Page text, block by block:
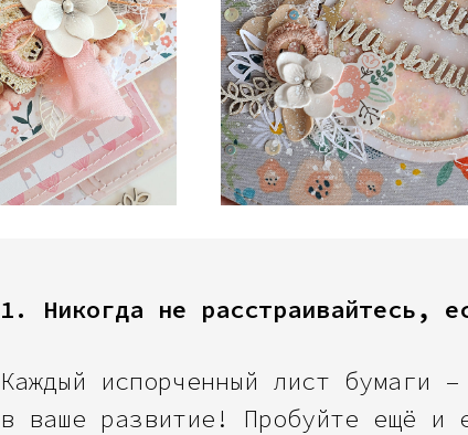
1. Никогда не расстраивайтесь,
Каждый испорченный лист бумаги
в ваше развитие! Пробуйте ещё и